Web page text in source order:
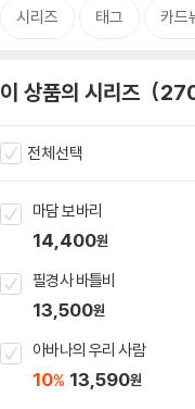
시리즈 태그 카드
이 상품의 시리즈
전체선택
마담 보바리
14,400원
필경사 바틀비
13,500원
아바나의 우리 사람
10% 13,590원